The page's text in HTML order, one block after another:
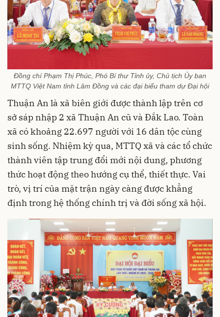
Đồng chí Phạm Thị Phúc, Phó Bí thư Tỉnh ủy, Chủ tịch Ủy ban
MTTQ Việt Nam tỉnh Lâm Đồng và các đại biểu tham dự Đại hội
Thuận An là xã biên giới được thành lập trên cơ
sở sáp nhập 2 xã Thuận An cũ và Đắk Lao. Toàn
xã có khoảng 22.697 người với 16 dân tộc cùng
sinh sống. Nhiệm kỳ qua, MTTQ xã và các tổ chức
thành viên tập trung đổi mới nội dung, phương
thức hoạt động theo hướng cụ thể, thiết thực. Vai
trò, vị trí của mặt trận ngày càng được khẳng
định trong hệ thống chính trị và đời sống xã hội.